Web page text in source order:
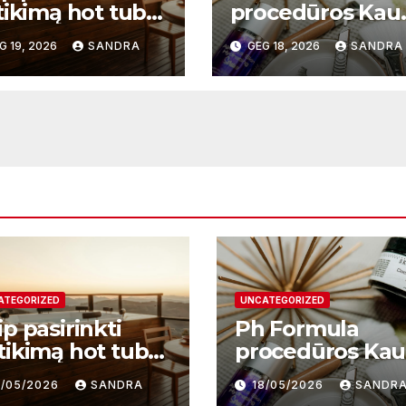
hot tub
ir kodėl
19, 2026 SANDRA
procedūros
– moderni odos
atnaujinimo
sistema
GEG 18, 2026 SANDRA
pasirinkti
hot tub
ir kodėl
05/2026 SANDRA
UNCATEGORIZED
Ph Formula
procedūros
– moderni odos
atnaujinimo
18/05/2026